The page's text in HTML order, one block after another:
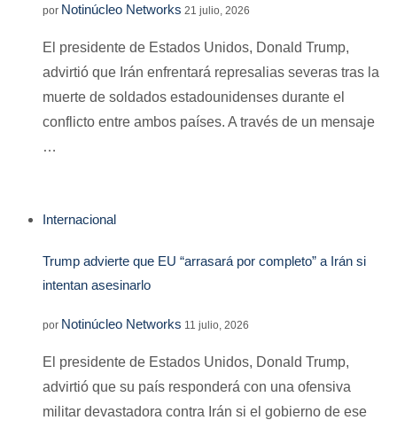
por Notinúcleo Networks 21 julio, 2026
El presidente de Estados Unidos, Donald Trump,
advirtió que Irán enfrentará represalias severas tras la
muerte de soldados estadounidenses durante el
conflicto entre ambos países. A través de un mensaje
…
Internacional
Trump advierte que EU “arrasará por completo” a Irán si
intentan asesinarlo
por Notinúcleo Networks 11 julio, 2026
El presidente de Estados Unidos, Donald Trump,
advirtió que su país responderá con una ofensiva
militar devastadora contra Irán si el gobierno de ese